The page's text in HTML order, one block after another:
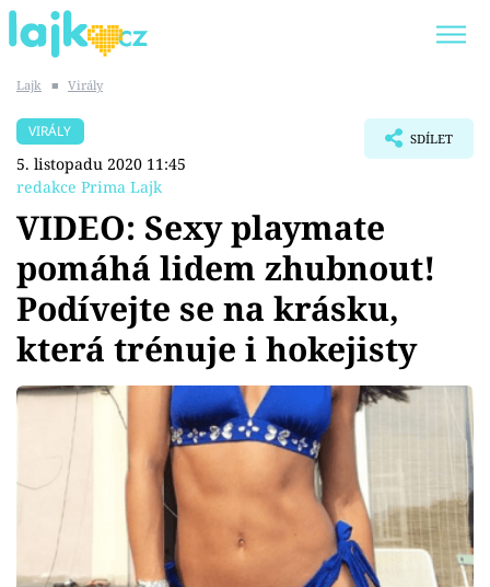
SHOPAHOLICADEL
Témata
Showbyznys
Youtubeři
Sex a vztahy
Videa
Lajk ■ Virály
VIRÁLY
5. listopadu 2020 11:45
redakce Prima Lajk
SDÍLET
VIDEO: Sexy playmate
pomáhá lidem zhubnout!
Podívejte se na krásku,
která trénuje i hokejisty